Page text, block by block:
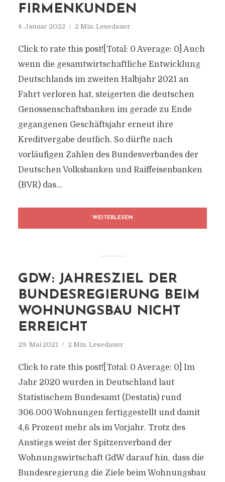
FIRMENKUNDEN
4. Januar 2022 2 Min. Lesedauer
Click to rate this post![Total: 0 Average: 0] Auch
wenn die gesamtwirtschaftliche Entwicklung
Deutschlands im zweiten Halbjahr 2021 an
Fahrt verloren hat, steigerten die deutschen
Genossenschaftsbanken im gerade zu Ende
gegangenen Geschäftsjahr erneut ihre
Kreditvergabe deutlich. So dürfte nach
vorläufigen Zahlen des Bundesverbandes der
Deutschen Volksbanken und Raiffeisenbanken
(BVR) das...
WEITERLESEN
GDW: JAHRESZIEL DER
BUNDESREGIERUNG BEIM
WOHNUNGSBAU NICHT
ERREICHT
29. Mai 2021 2 Min. Lesedauer
Click to rate this post![Total: 0 Average: 0] Im
Jahr 2020 wurden in Deutschland laut
Statistischem Bundesamt (Destatis) rund
306.000 Wohnungen fertiggestellt und damit
4,6 Prozent mehr als im Vorjahr. Trotz des
Anstiegs weist der Spitzenverband der
Wohnungswirtschaft GdW darauf hin, dass die
Bundesregierung die Ziele beim Wohnungsbau